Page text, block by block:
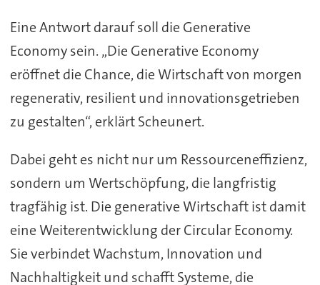
Eine Antwort darauf soll die Generative
Economy sein. „Die Generative Economy
eröffnet die Chance, die Wirtschaft von morgen
regenerativ, resilient und innovationsgetrieben
zu gestalten“, erklärt Scheunert.
Dabei geht es nicht nur um Ressourceneffizienz,
sondern um Wertschöpfung, die langfristig
tragfähig ist. Die generative Wirtschaft ist damit
eine Weiterentwicklung der Circular Economy.
Sie verbindet Wachstum, Innovation und
Nachhaltigkeit und schafft Systeme, die